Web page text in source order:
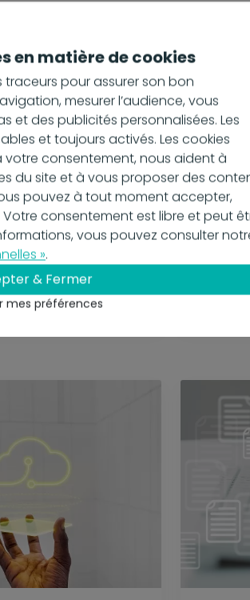
quelles
?
Les
En
en matière de cookies
traceurs pour assurer son bon
mesurer l’audience, vous
et des publicités personnalisées. Les
et toujours activés. Les cookies
votre consentement, nous aident à
du site et à vous proposer des
pouvez à tout moment accepter,
consentement est libre et peut
vous pouvez consulter
».
& Fermer
mes préférences